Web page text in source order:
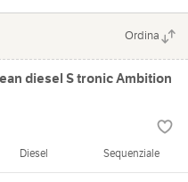
Ordina
diesel S tronic Ambition
Diesel Sequenziale